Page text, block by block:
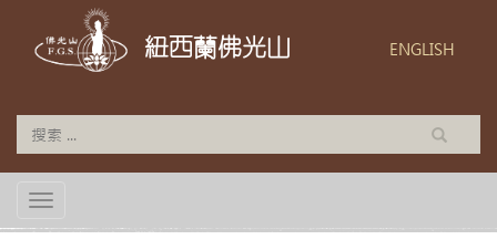
紐西蘭佛光山 ENGLISH
TOGGLE NAVIGATION